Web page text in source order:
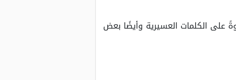
على الكلمات العسيرية وأيضًا بعض